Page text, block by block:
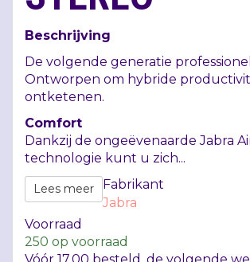
Beschrijving
De volgende generatie
Ontworpen om hybride
ontketenen.
Comfort
Dankzij de ongeëvenaarde Jabra
technologie kunt u zich...
Lees meer
Fabrikant
Jabra
Voorraad
250 op voorraad